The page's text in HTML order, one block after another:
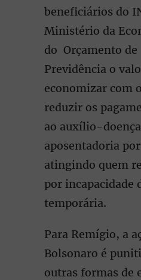
beneficiários do
Ministério da
do Orçamento de
Previdência o
economizar com
reduzir os
ao auxílio-
aposentadoria
atingindo quem
por incapacidade
temporária.
Para Remígio, a
Bolsonaro é
outras formas de